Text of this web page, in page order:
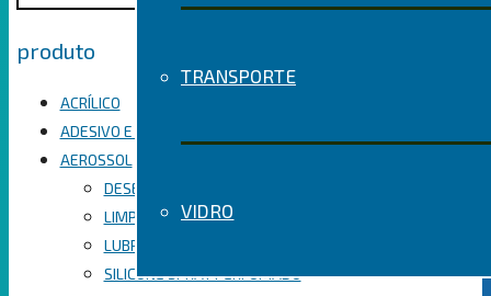
TRANSPORTE
VIDRO
produto
ACRÍLICO
ADESIVO E SELANTE HÍBRIDO
AEROSSOL
DESENGRIPANTE
LIMPA CONTATO
LUBRIFICANTE SPRAY
SILICONE SPRAY PERFUMADO